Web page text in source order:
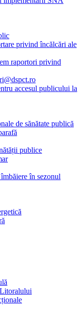
privind încălcări ale
raportori privind
accesul publicului la
de sănătate publică
publice
în sezonul